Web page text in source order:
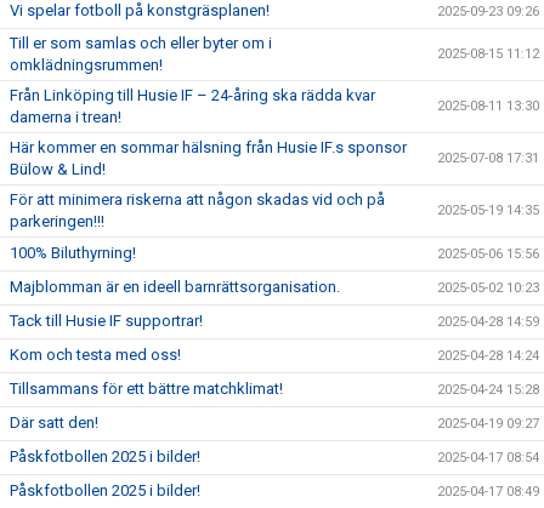
Vi spelar fotboll på konstgräsplanen! 2025-09-23 09:26
Till er som samlas och eller byter om i
omklädningsrummen!
2025-08-15 11:12
Från Linköping till Husie IF – 24-åring ska rädda kvar
damerna i trean!
2025-08-11 13:30
Här kommer en sommar hälsning från Husie IF.s sponsor
Bülow & Lind!
2025-07-08 17:31
För att minimera riskerna att någon skadas vid och på
parkeringen!!!
2025-05-19 14:35
100% Biluthyrning! 2025-05-06 15:56
Majblomman är en ideell barnrättsorganisation. 2025-05-02 10:23
Tack till Husie IF supportrar! 2025-04-28 14:59
Kom och testa med oss! 2025-04-28 14:24
Tillsammans för ett bättre matchklimat! 2025-04-24 15:28
Där satt den! 2025-04-19 09:27
Påskfotbollen 2025 i bilder! 2025-04-17 08:54
Påskfotbollen 2025 i bilder! 2025-04-17 08:49